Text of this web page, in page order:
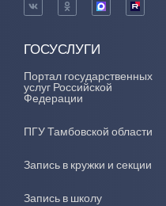
ГОСУСЛУГИ
Портал государственных
услуг Российской
Федерации
ПГУ Тамбовской области
Запись в кружки и секции
Запись в школу